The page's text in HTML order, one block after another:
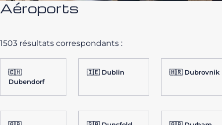
Aéroports
1503 résultats correspondants :
🇨🇭
Dubendorf
🇮🇪 Dublin 🇭🇷 Dubrovnik